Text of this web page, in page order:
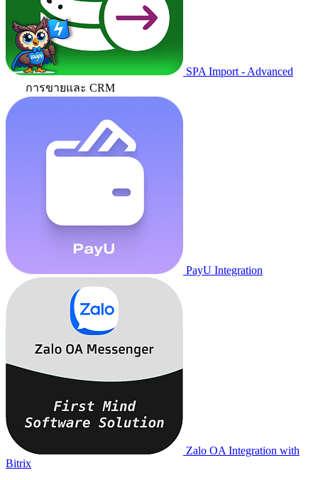
SPA Import - Advanced
การขายและ CRM
PayU Integration
Zalo OA Integration with
Bitrix